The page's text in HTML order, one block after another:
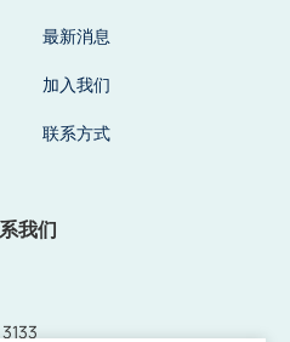
最新消息
加入我们
联系方式
我们